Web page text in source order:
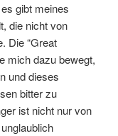
gibt meines
die nicht von
Die “Great
mich dazu bewegt,
und dieses
bitter zu
ist nicht nur von